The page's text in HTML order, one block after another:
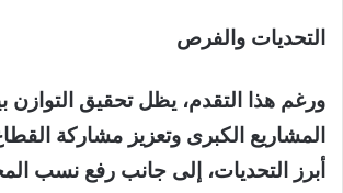
التحديات والفرص
ورغم هذا التقدم، يظل تحقيق التوازن
المشاريع الكبرى وتعزيز مشاركة
أبرز التحديات، إلى جانب رفع نسب